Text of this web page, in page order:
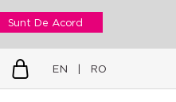
Sunt De Acord
EN | RO